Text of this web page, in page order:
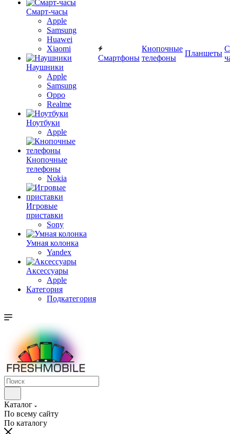
Смарт-часы
Apple
Samsung
Huawei
Xiaomi
Наушники
Apple
Samsung
Oppo
Realme
Ноутбуки
Apple
Кнопочные
телефоны
Nokia
Игровые
приставки
Sony
Умная колонка
Yandex
Аксессуары
Apple
Категория
Подкатегория
Смартфоны
Кнопочные
телефоны
Планшеты
Каталог
По всему сайту
По каталогу